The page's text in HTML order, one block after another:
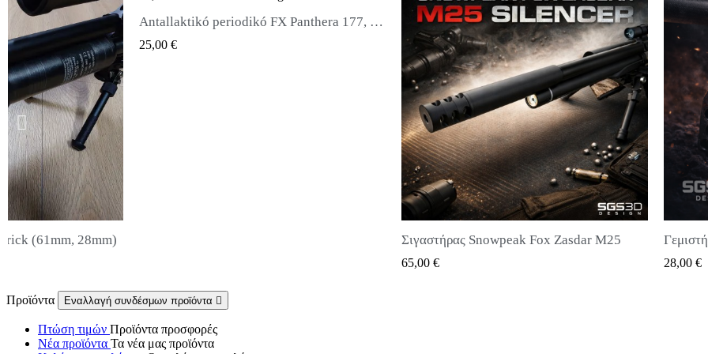
Antallaktikó periodikó FX Panthera 177, 22, 25, 30
QUICK VIEW
28,00 € 28,00 €
Προϊόντα Εναλλαγή συνδέσμων προϊόντα 
Πτώση τιμών Προϊόντα προσφορές
Νέα προϊόντα Τα νέα μας προϊόντα